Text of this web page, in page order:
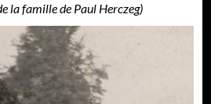
la famille de Paul Herczeg)